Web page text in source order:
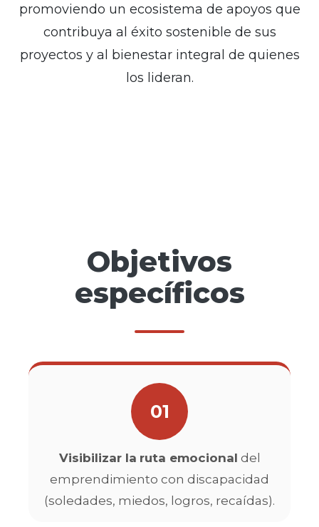
promoviendo un ecosistema de apoyos que
contribuya al éxito sostenible de sus
proyectos y al bienestar integral de quienes
los lideran.
Objetivos
específicos
01
Visibilizar la ruta emocional del
emprendimiento con discapacidad
(soledades, miedos, logros, recaídas).